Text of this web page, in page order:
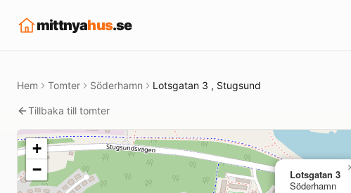
mittnyahus.se
Hem Tomter Söderhamn Lotsgatan 3 , Stugsund
Tillbaka till tomter
Lotsgatan 3
Söderhamn
+
−